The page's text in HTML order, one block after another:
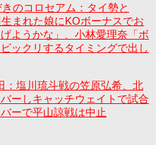
のコロセアム：タイ勢と
まれた娘にKOボーナスでお
ようかな」、小林愛理奈「ボ
ックリするタイミングで出し
：塩川琉斗戦の笠原弘希、北
ーしキャッチウェイトで試合
ーで平山諒戦は中止